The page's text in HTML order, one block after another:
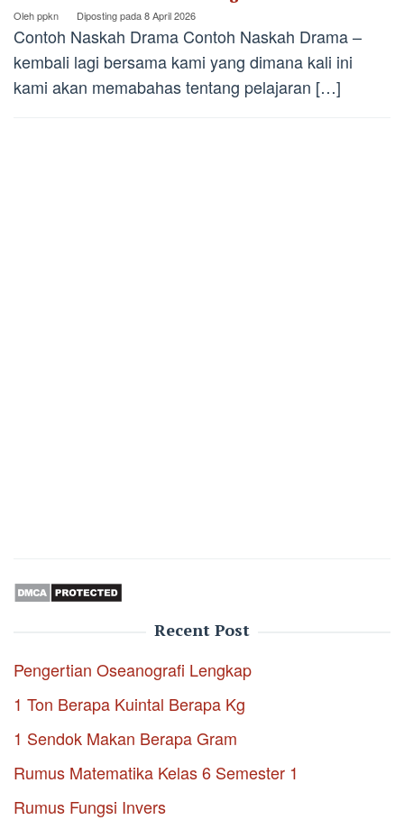
Olehppkn Diposting pada8 April 2026
Contoh Naskah Drama Contoh Naskah Drama –
kembali lagi bersama kami yang dimana kali ini
kami akan memabahas tentang pelajaran […]
Recent Post
Pengertian Oseanografi Lengkap
1 Ton Berapa Kuintal Berapa Kg
1 Sendok Makan Berapa Gram
Rumus Matematika Kelas 6 Semester 1
Rumus Fungsi Invers